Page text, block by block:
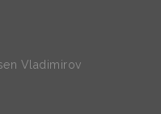
Vladimirov